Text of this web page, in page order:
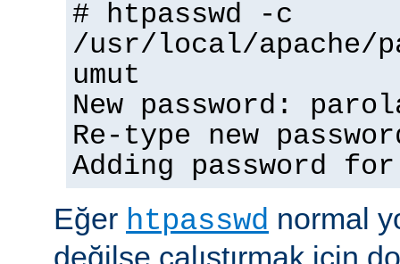
# htpasswd -c
/usr/local/apache/
umut
New password:
Re-type new
Adding password
Eğer htpasswd normal
değilse çalıştırmak için